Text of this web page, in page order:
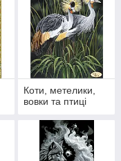
Коти, метелики,
вовки та птиці